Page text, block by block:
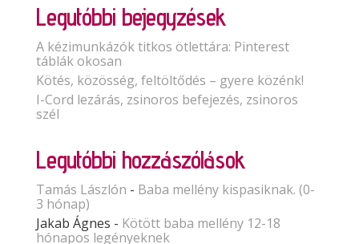
Legutóbbi bejegyzések
A kézimunkázók titkos ötlettára: Pinterest
táblák okosan
Kötés, közösség, feltöltődés – gyere közénk!
I-Cord lezárás, zsinoros befejezés, zsinoros
szél
Legutóbbi hozzászólások
Tamás Lászlón - Baba mellény kispasiknak. (0-
3 hónap)
Jakab Ágnes - Kötött baba mellény 12-18
hónapos legényeknek